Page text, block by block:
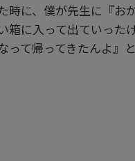
時に、僕が先生に『お
箱に入って出ていった
って帰ってきたんよ』